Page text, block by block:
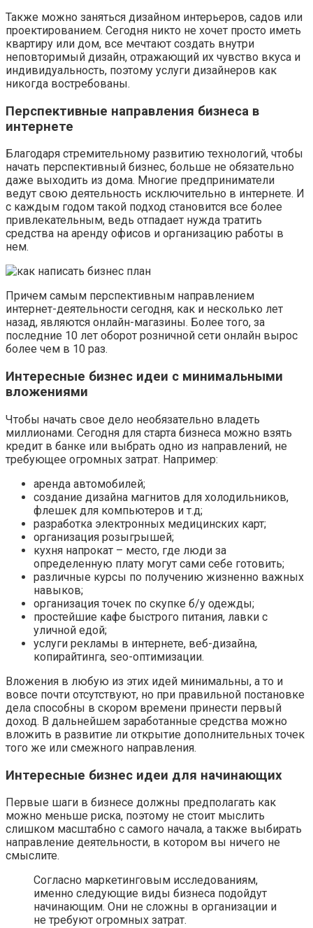
Также можно заняться дизайном интерьеров, садов или
проектированием. Сегодня никто не хочет просто иметь
квартиру или дом, все мечтают создать внутри
неповторимый дизайн, отражающий их чувство вкуса и
индивидуальность, поэтому услуги дизайнеров как
никогда востребованы.
Перспективные направления бизнеса в
интернете
Благодаря стремительному развитию технологий, чтобы
начать перспективный бизнес, больше не обязательно
даже выходить из дома. Многие предприниматели
ведут свою деятельность исключительно в интернете. И
с каждым годом такой подход становится все более
привлекательным, ведь отпадает нужда тратить
средства на аренду офисов и организацию работы в
нем.
Причем самым перспективным направлением
интернет-деятельности сегодня, как и несколько лет
назад, являются онлайн-магазины. Более того, за
последние 10 лет оборот розничной сети онлайн вырос
более чем в 10 раз.
Интересные бизнес идеи с минимальными
вложениями
Чтобы начать свое дело необязательно владеть
миллионами. Сегодня для старта бизнеса можно взять
кредит в банке или выбрать одно из направлений, не
требующее огромных затрат. Например:
аренда автомобилей;
создание дизайна магнитов для холодильников,
флешек для компьютеров и т.д;
разработка электронных медицинских карт;
организация розыгрышей;
кухня напрокат – место, где люди за
определенную плату могут сами себе готовить;
различные курсы по получению жизненно важных
навыков;
организация точек по скупке б/у одежды;
простейшие кафе быстрого питания, лавки с
уличной едой;
услуги рекламы в интернете, веб-дизайна,
копирайтинга, seo-оптимизации.
Вложения в любую из этих идей минимальны, а то и
вовсе почти отсутствуют, но при правильной постановке
дела способны в скором времени принести первый
доход. В дальнейшем заработанные средства можно
вложить в развитие ли открытие дополнительных точек
того же или смежного направления.
Интересные бизнес идеи для начинающих
Первые шаги в бизнесе должны предполагать как
можно меньше риска, поэтому не стоит мыслить
слишком масштабно с самого начала, а также выбирать
направление деятельности, в котором вы ничего не
смыслите.
Согласно маркетинговым исследованиям,
именно следующие виды бизнеса подойдут
начинающим. Они не сложны в организации и
не требуют огромных затрат.